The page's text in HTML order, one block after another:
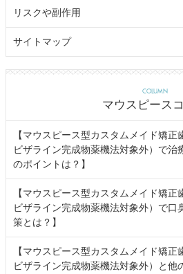
リスクや副作用
サイトマップ
COLUMN
マウスピース
【マウスピース型カスタムメイド矯
ビザライン完成物薬機法対象外）で治
のポイントは？】
【マウスピース型カスタムメイド矯
ビザライン完成物薬機法対象外）で口
策とは？】
【マウスピース型カスタムメイド矯
ビザライン完成物薬機法対象外）と他